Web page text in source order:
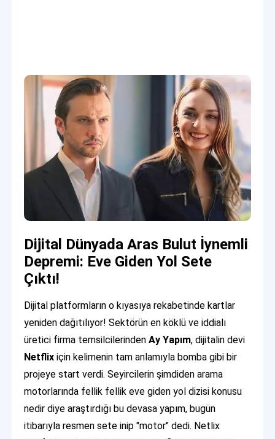
Dijital Dünyada Aras Bulut İynemli
Depremi: Eve Giden Yol Sete
Çıktı!
Dijital platformların o kıyasıya rekabetinde kartlar
yeniden dağıtılıyor! Sektörün en köklü ve iddialı
üretici firma temsilcilerindenAy Yapım, dijitalin devi
Netflix için kelimenin tam anlamıyla bomba gibi bir
projeye start verdi. Seyircilerin şimdiden arama
motorlarında fellik fellik eve giden yol dizisi konusu
nedir diye araştırdığı bu devasa yapım, bugün
itibarıyla resmen sete inip "motor" dedi. Netlix